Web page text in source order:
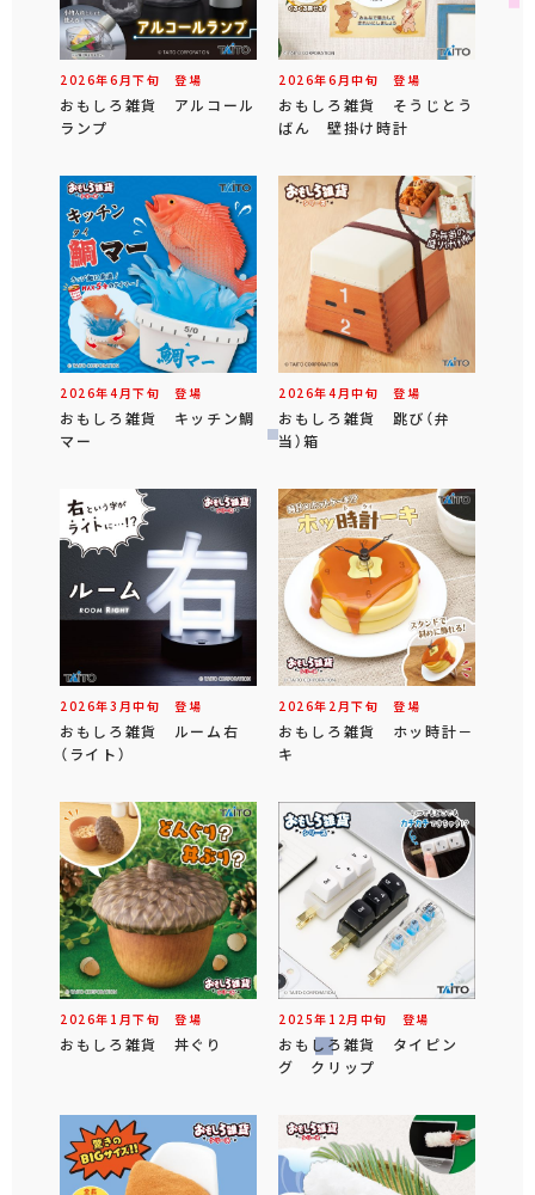
2026年6 月下旬 登場
おもしろ雑貨 アルコール
ランプ
2026年6 月中旬 登場
おもしろ雑貨 そうじとう
ばん 壁掛け時計
2026年4 月下旬 登場
おもしろ雑貨 キッチン鯛
マー
2026年4 月中旬 登場
おもしろ雑貨 跳び（弁
当）箱
2026年3 月中旬 登場
おもしろ雑貨 ルーム右
（ライト）
2026年 2 月下旬 登場
おもしろ雑貨 ホッ時計－
キ
2026年 1 月下旬 登場
おもしろ雑貨 丼ぐり
2025年 12 月 中旬 登場
おもしろ雑貨 タイピン
グ クリップ